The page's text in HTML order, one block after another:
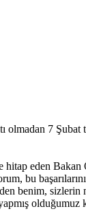
7 Şubat
hitap eden
bu
benim,
olduğumuz